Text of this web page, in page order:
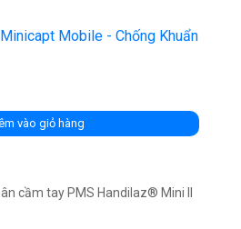
Mobile - Chống Khuẩn
vào giỏ hàng